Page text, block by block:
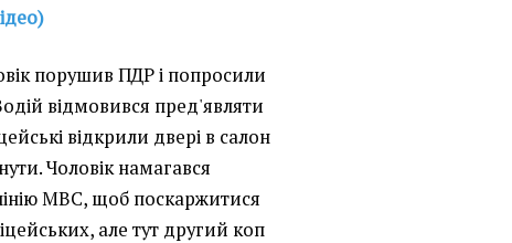
порушив ПДР і попросили
відмовився пред'являти
відкрили двері в салон
Чоловік намагався
МВС, щоб поскаржитися
але тут другий коп